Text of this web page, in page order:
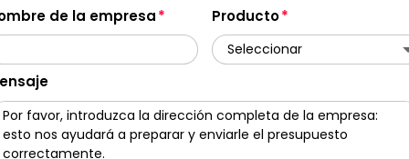
de la empresa Producto